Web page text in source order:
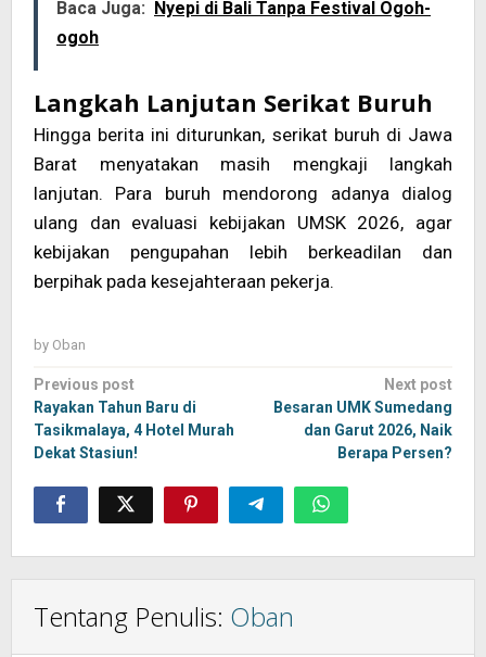
Baca Juga: Nyepi di Bali Tanpa Festival Ogoh-
ogoh
Langkah Lanjutan Serikat Buruh
Hingga berita ini diturunkan, serikat buruh di Jawa
Barat menyatakan masih mengkaji langkah
lanjutan. Para buruh mendorong adanya dialog
ulang dan evaluasi kebijakan UMSK 2026, agar
kebijakan pengupahan lebih berkeadilan dan
berpihak pada kesejahteraan pekerja.
by Oban
Post
navigation
Previous post
Rayakan Tahun Baru di
Tasikmalaya, 4 Hotel Murah
Dekat Stasiun!
Next post
Besaran UMK Sumedang
dan Garut 2026, Naik
Berapa Persen?
Tentang Penulis: Oban